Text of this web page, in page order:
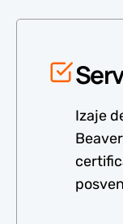
Izaje